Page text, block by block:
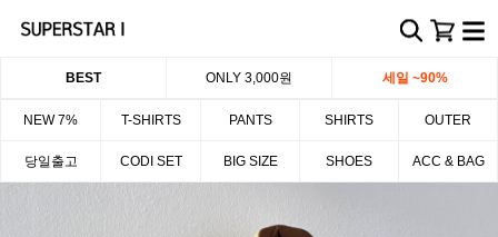
BEST ONLY 3,000원 세일 ~90%
NEW 7% T-SHIRTS PANTS SHIRTS OUTER
당일출고 CODI SET BIG SIZE SHOES ACC & BAG